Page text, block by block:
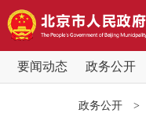
要闻动态 政务公开
政务公开 >